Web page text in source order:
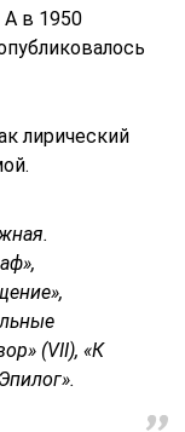
А в 1950
лирический
(VII), «К